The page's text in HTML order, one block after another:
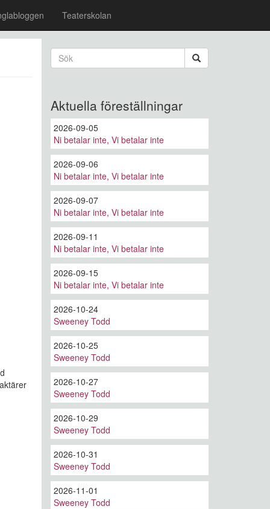
Teaterskolan
Sökformulär
Aktuella föreställningar
2026-09-05
Ni betalar inte, Vi betalar inte
2026-09-06
Ni betalar inte, Vi betalar inte
2026-09-07
Ni betalar inte, Vi betalar inte
2026-09-11
Ni betalar inte, Vi betalar inte
2026-09-15
Ni betalar inte, Vi betalar inte
2026-10-24
Sweeney Todd
2026-10-25
Sweeney Todd
2026-10-27
Sweeney Todd
2026-10-29
Sweeney Todd
2026-10-31
Sweeney Todd
2026-11-01
Sweeney Todd